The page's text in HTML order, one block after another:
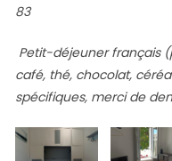
83
Petit-déjeuner français
café, thé, chocolat,
spécifiques, merci de